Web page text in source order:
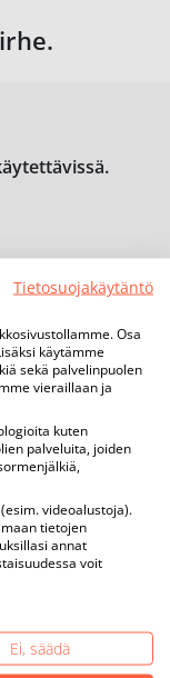
Tietosuojakäytäntö
Osa
käytämme
sekä palvelinpuolen
vieraillaan ja
kuten
palveluita, joiden
videoalustoja).
tietojen
annat
voit
Ei, säädä